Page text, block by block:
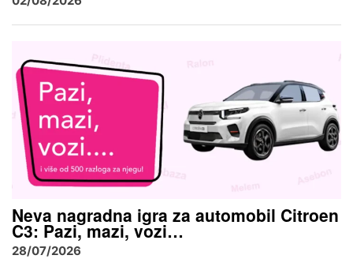
Neva nagradna igra za automobil Citroen
C3: Pazi, mazi, vozi…
28/07/2026